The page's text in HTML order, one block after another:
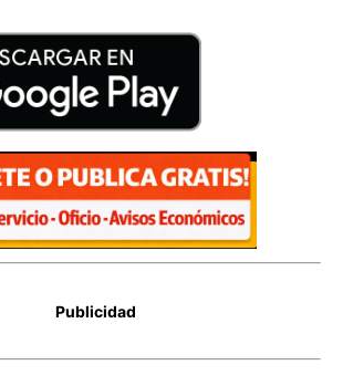
Publicidad